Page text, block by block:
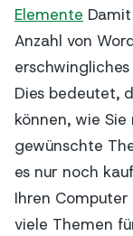
Elemente
Anzahl von
Dies bedeutet,
können, wie
gewünschte
es nur noch
Ihren
viele Themen